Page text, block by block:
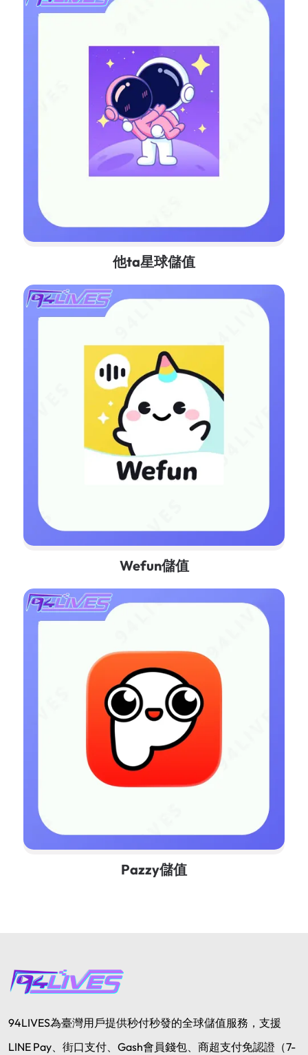
他ta星球儲值
Wefun儲值
Pazzy儲值
94LIVES為臺灣用戶提供秒付秒發的全球儲值服務，支援
LINE Pay、街口支付、Gash會員錢包、商超支付免認證（7-